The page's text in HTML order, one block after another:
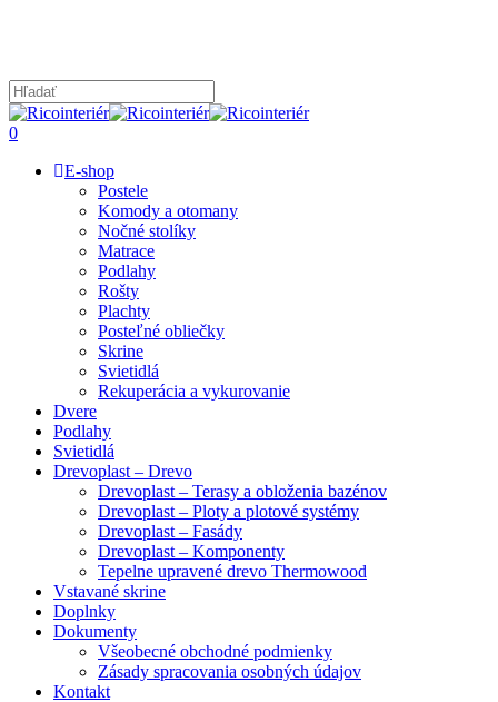
content
Close
Search
search
0
E-shop
Postele
Komody a otomany
Nočné stolíky
Matrace
Podlahy
Rošty
Plachty
Posteľné obliečky
Skrine
Svietidlá
Rekuperácia a vykurovanie
Dvere
Podlahy
Svietidlá
Drevoplast – Drevo
Drevoplast – Terasy a obloženia bazénov
Drevoplast – Ploty a plotové systémy
Drevoplast – Fasády
Drevoplast – Komponenty
Tepelne upravené drevo Thermowood
Vstavané skrine
Doplnky
Dokumenty
Všeobecné obchodné podmienky
Zásady spracovania osobných údajov
Kontakt